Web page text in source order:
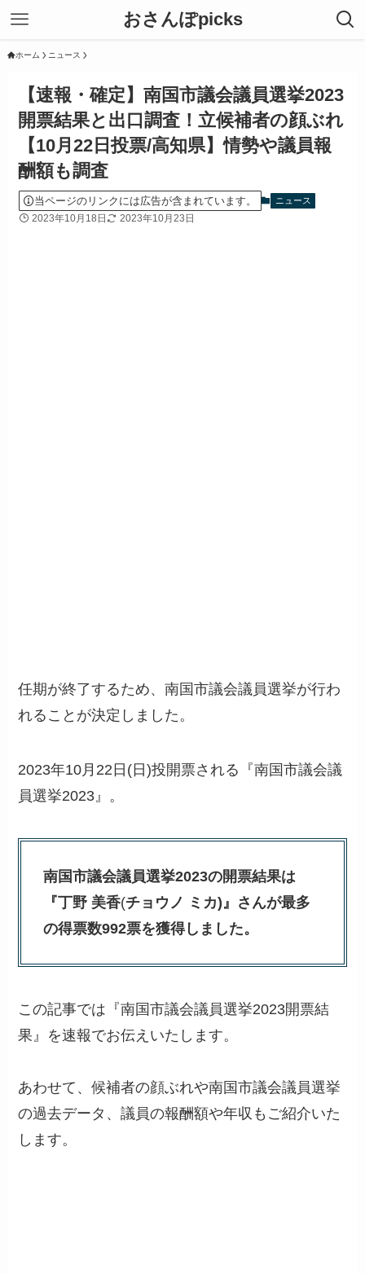
おさんぽpicks
ホーム ニュース
【速報・確定】南国市議会議員選挙2023
開票結果と出口調査！立候補者の顔ぶれ
【10月22日投票/高知県】情勢や議員報
酬額も調査
当ページのリンクには広告が含まれています。 ニュース
2023年10月18日 2023年10月23日
任期が終了するため、南国市議会議員選挙が行わ
れることが決定しました。
2023年10月22日(日)投開票される『南国市議会議
員選挙2023』。
南国市議会議員選挙2023の開票結果は
『丁野 美香(チョウノ ミカ)』さんが最多
の得票数992票を獲得しました。
この記事では『南国市議会議員選挙2023開票結
果』を速報でお伝えいたします。
あわせて、候補者の顔ぶれや南国市議会議員選挙
の過去データ、議員の報酬額や年収もご紹介いた
します。